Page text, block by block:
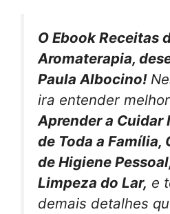
O Ebook Receitas
Aromaterapia,
Paula Albocino!
ira entender melhor
Aprender a Cuidar
de Toda a Família,
de Higiene
Limpeza do Lar, e
demais detalhes